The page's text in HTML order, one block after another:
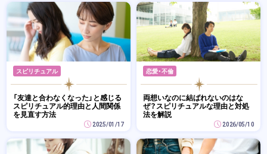
スピリチュアル
「友達と合わなくなった」と感じる
スピリチュアル的理由と人間関係
を見直す方法
2025/01/17
恋愛・不倫
両想いなのに結ばれないのはな
ぜ？スピリチュアルな理由と対処
法を解説
2026/05/10